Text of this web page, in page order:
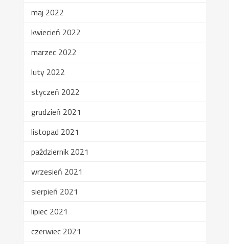
maj 2022
kwiecień 2022
marzec 2022
luty 2022
styczeń 2022
grudzień 2021
listopad 2021
październik 2021
wrzesień 2021
sierpień 2021
lipiec 2021
czerwiec 2021